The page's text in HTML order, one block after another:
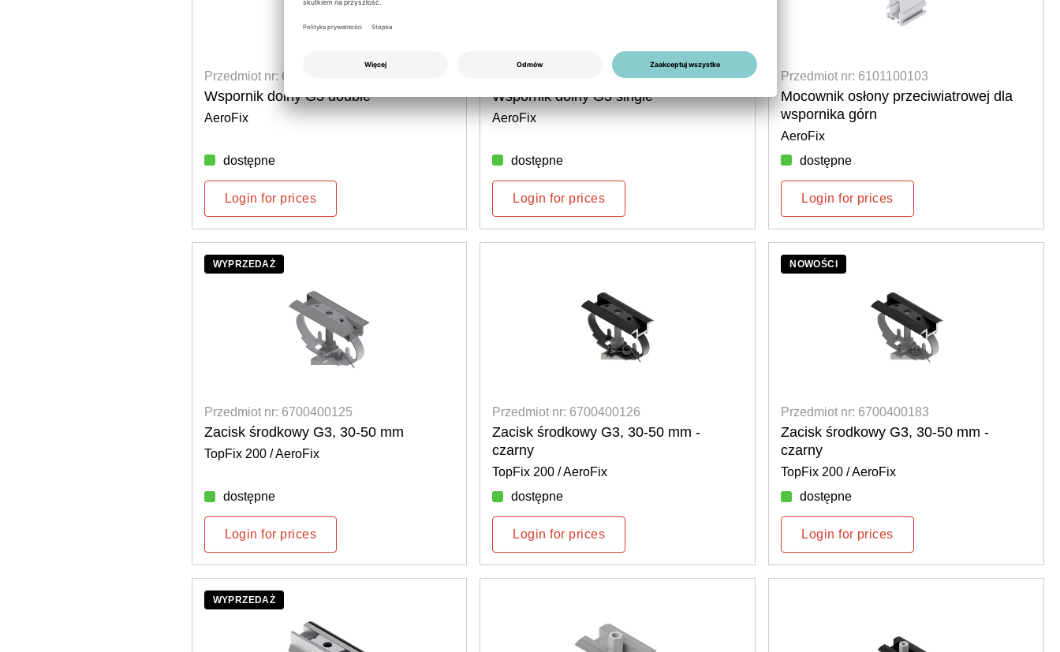
Przedmiot nr: 6101100099
Wspornik dolny G3 double
AeroFix
dostępne
Login for prices
Przedmiot nr: 6101100100
Wspornik dolny G3 single
AeroFix
dostępne
Login for prices
Przedmiot nr: 6101100103
Mocownik osłony przeciwiatrowej dla
wspornika górn
AeroFix
dostępne
Login for prices
WYPRZEDAŻ
Przedmiot nr: 6700400125
Zacisk środkowy G3, 30-50 mm
TopFix 200 / AeroFix
dostępne
Login for prices
Przedmiot nr: 6700400126
Zacisk środkowy G3, 30-50 mm -
czarny
TopFix 200 / AeroFix
dostępne
Login for prices
NOWOŚCI
Przedmiot nr: 6700400183
Zacisk środkowy G3, 30-50 mm -
czarny
TopFix 200 / AeroFix
dostępne
Login for prices
WYPRZEDAŻ